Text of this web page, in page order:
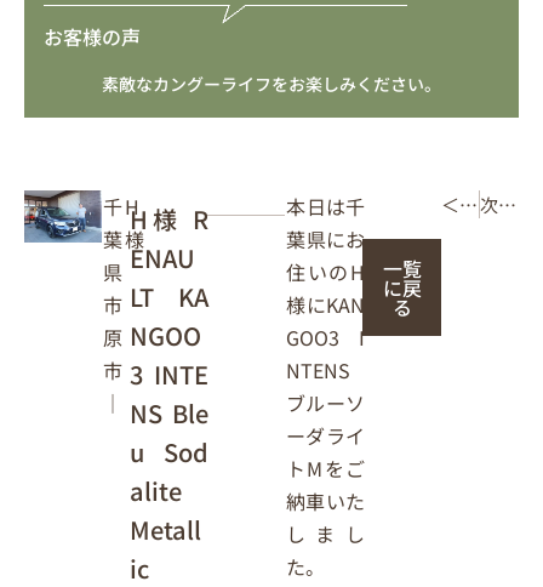
お客様の声
素敵なカングーライフをお楽しみください。
千
葉
県
市
原
市
｜
H
様
H様 R
ENAU
LT KA
NGOO
3 INTE
NS Ble
u Sod
alite
Metall
ic
本日は千
葉県にお
住いのH
様にKAN
GOO3 I
NTENS
ブルーソ
ーダライ
トMをご
納車いた
しまし
た。
一覧
に戻
る
＜ 前の記事 次の記事 ＞